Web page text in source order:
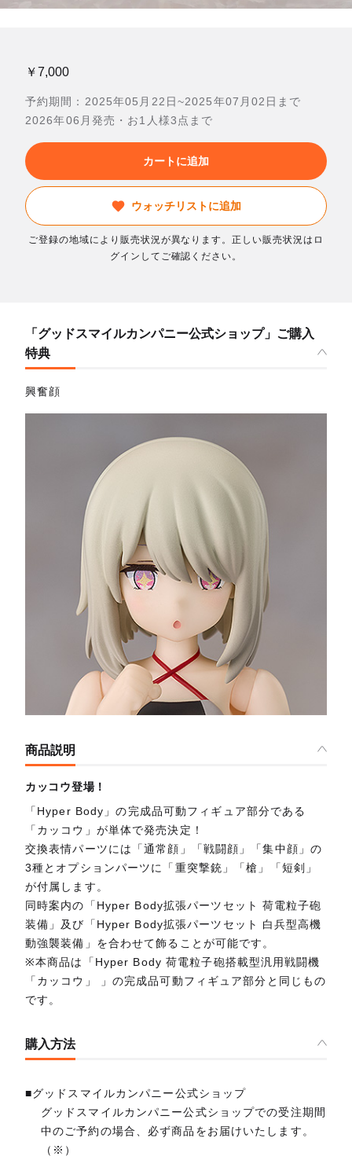
￥7,000
予約期間：2025年05月22日~2025年07月02日まで
2026年06月発売・お1人様3点まで
カートに追加
ウォッチリストに追加
ご登録の地域により販売状況が異なります。正しい販売状況はロ
グインしてご確認ください。
「グッドスマイルカンパニー公式ショップ」ご購入
特典
興奮顔
商品説明
カッコウ登場！
「Hyper Body」の完成品可動フィギュア部分である
「カッコウ」が単体で発売決定！
交換表情パーツには「通常顔」「戦闘顔」「集中顔」の
3種とオプションパーツに「重突撃銃」「槍」「短剣」
が付属します。
同時案内の「Hyper Body拡張パーツセット 荷電粒子砲
装備」及び「Hyper Body拡張パーツセット 白兵型高機
動強襲装備」を合わせて飾ることが可能です。
※本商品は「Hyper Body 荷電粒子砲搭載型汎用戦闘機
「カッコウ」 」の完成品可動フィギュア部分と同じもの
です。
購入方法
■グッドスマイルカンパニー公式ショップ
グッドスマイルカンパニー公式ショップでの受注期間
中のご予約の場合、必ず商品をお届けいたします。
（※）